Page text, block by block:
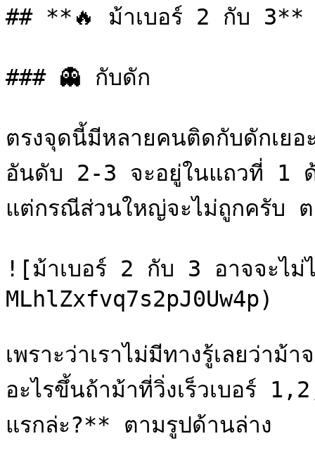
## **🔥 ม้าเบอร์ 2 กับ 3**
### 👻 กับดัก
ตรงจุดนี้มีหลายคนติดกับดักเยอ
อันดับ 2-3 จะอยู่ในแถวที่ 1
แต่กรณีส่วนใหญ่จะไม่ถูกครับ
![ม้าเบอร์ 2 กับ 3 อาจจะไ
MLhlZxfvq7s2pJ0Uw4p)
เพราะว่าเราไม่มีทางรู้เลยว่า
อะไรขึ้นถ้าม้าที่วิ่งเร็วเบอร์
แรกล่ะ?** ตามรูปด้านล่าง